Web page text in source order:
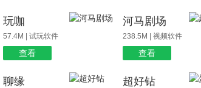
玩咖
57.4M | 试玩软件
查看
河马剧场
238.5M | 视频软件
查看
聊缘 超好钻